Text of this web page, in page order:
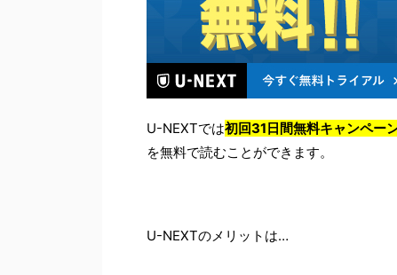
U-NEXTでは初回31日間無料キャンペー
を無料で読むことができます。
U-NEXTのメリットは…